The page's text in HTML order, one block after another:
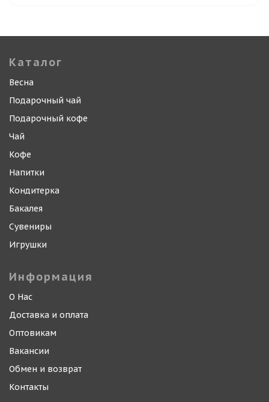
Каталог
Весна
Подарочный чай
Подарочный кофе
Чай
Кофе
Напитки
Кондитерка
Бакалея
Сувениры
Игрушки
Информация
О Нас
Доставка и оплата
Оптовикам
Вакансии
Обмен и возврат
Контакты